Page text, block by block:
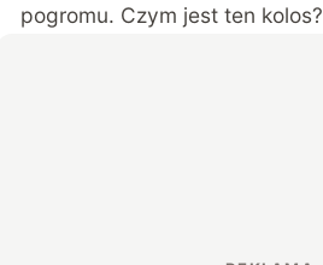
pogromu. Czym jest ten kolos?